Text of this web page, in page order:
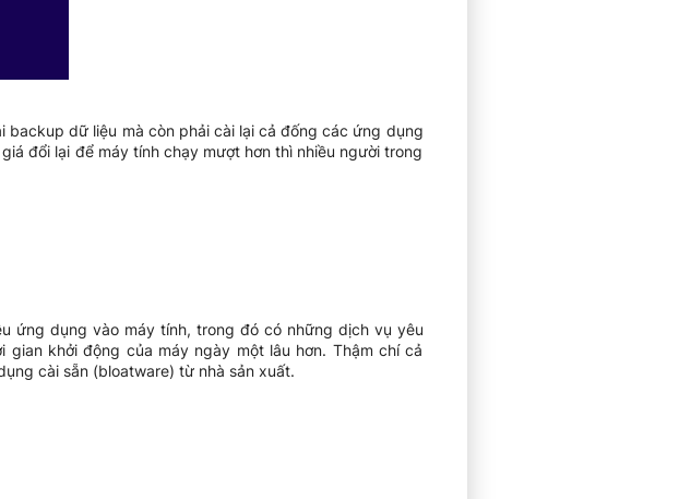
backup dữ liệu mà còn phải cài lại cả đống các ứng dụng
đổi lại để máy tính chạy mượt hơn thì nhiều người trong
ứng dụng vào máy tính, trong đó có những dịch vụ yêu
gian khởi động của máy ngày một lâu hơn. Thậm chí cả
cài sẵn (bloatware) từ nhà sản xuất.